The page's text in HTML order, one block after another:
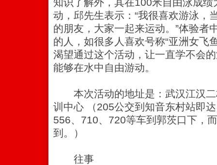
动，邱先生表示：“我很喜欢游泳，
的朋友，大家一起来运动。”体验者
的人，如很多人喜欢号称“亚洲女飞
渴望通过这个活动，让一直学不会
能够在水中自由游动。
本次活动的地址是：武汉江汉二
训中心 （205公交到知音东村站即
556、710、720等车到郭茨口下，
到。）
往事